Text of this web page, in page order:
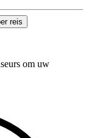
reis
om uw